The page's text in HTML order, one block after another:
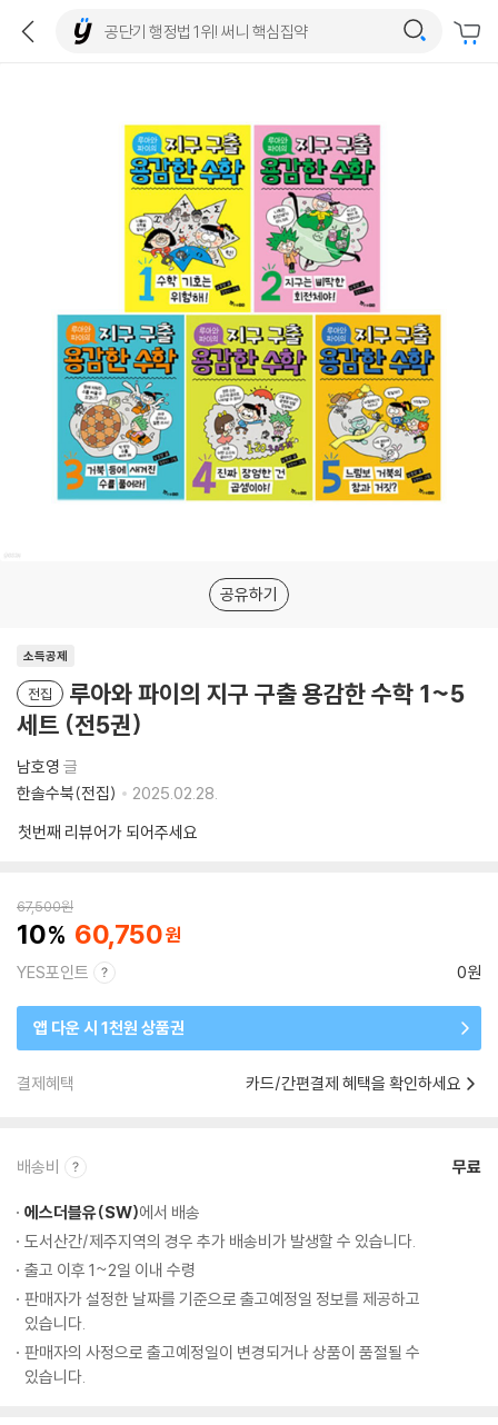
공유하기
소득공제
전집
루아와 파이의 지구 구출 용감한 수학 1~5
세트 (전5권)
남호영 글
한솔수북(전집)
2025.02.28.
첫번째 리뷰어가 되어주세요
67,500원
10 60,750
YES포인트 0원
앱 다운 시 1천원 상품권
결제혜택 카드/간편결제 혜택을 확인하세요
배송비 무료
에스더블유(SW)에서 배송
도서산간/제주지역의 경우 추가 배송비가 발생할 수 있습니다.
출고 이후 1~2일 이내 수령
판매자가 설정한 날짜를 기준으로 출고예정일 정보를 제공하고
있습니다.
판매자의 사정으로 출고예정일이 변경되거나 상품이 품절될 수
있습니다.